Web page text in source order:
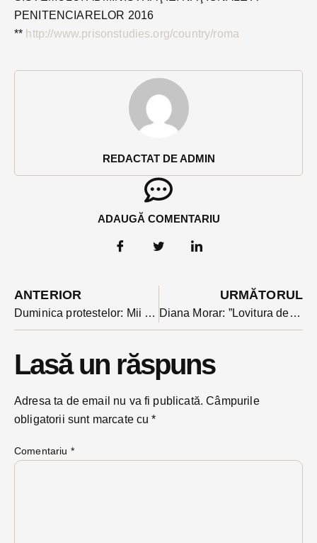
REDACTAT DE ADMIN
ADAUGĂ COMENTARIU
PENITENCIARELOR 2016
** http://www.prisonstudies.org/country/roma
ANTERIOR
Duminica protestelor: Mii de oameni au ieșit în stradă împotriva ordonanței grațierii în București, Cluj, Baia-Mare, Suceava, Iași, Brașov, Pitești. Președintele Iohannis între manifestanți
URMĂTORUL
Diana Morar: ”Lovitura de stat oligarhică. PSD, jos laba de pe Justiție!”
Lasă un răspuns
Adresa ta de email nu va fi publicată. Câmpurile
obligatorii sunt marcate cu*
Comentariu *